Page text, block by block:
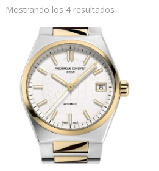
Mostrando los 4 resultados